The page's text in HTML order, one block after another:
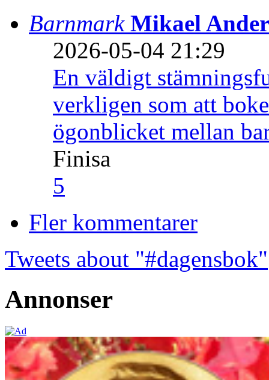
Barnmark Mikael
2026-05-04 21:29
En väldigt
verkligen som att
ögonblicket mellan
Finisa
5
Fler kommentarer
Tweets about "#dagensbok"
Annonser